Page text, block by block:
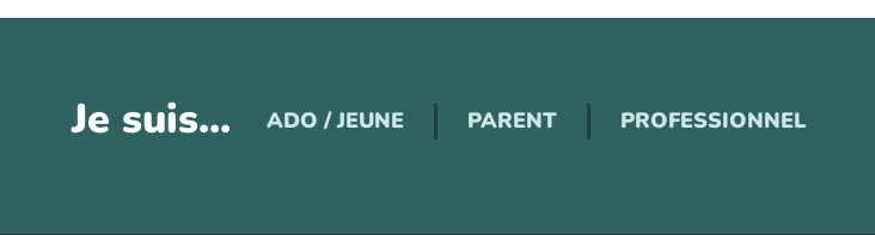
Je suis... ADO / JEUNE PARENT PROFESSIONNEL